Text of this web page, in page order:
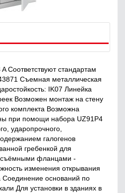
Соответствуют стандартам
Съемная металлическая
IK07 Линейка
Возможен монтаж на стену
комплекта Возможна
при помощи набора UZ91P4
ударопрочного,
галогенов
гребенкой для
съёмными фланцами -
изменения открывания
Соединение оснований по
Для установки в зданиях в